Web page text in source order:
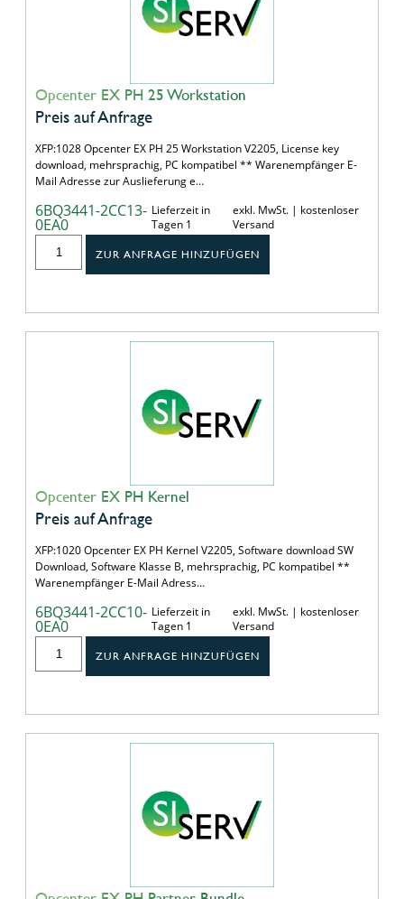
Opcenter EX PH 25 Workstation
Preis auf Anfrage
XFP:1028 Opcenter EX PH 25 Workstation V2205, License key
download, mehrsprachig, PC kompatibel ** Warenempfänger E-
Mail Adresse zur Auslieferung e…
6BQ3441-2CC13-
0EA0
Lieferzeit in
Tagen 1
exkl. MwSt. | kostenloser
Versand
ZUR ANFRAGE HINZUFÜGEN
Opcenter EX PH Kernel
Preis auf Anfrage
XFP:1020 Opcenter EX PH Kernel V2205, Software download SW
Download, Software Klasse B, mehrsprachig, PC kompatibel **
Warenempfänger E-Mail Adress…
6BQ3441-2CC10-
0EA0
Lieferzeit in
Tagen 1
exkl. MwSt. | kostenloser
Versand
ZUR ANFRAGE HINZUFÜGEN